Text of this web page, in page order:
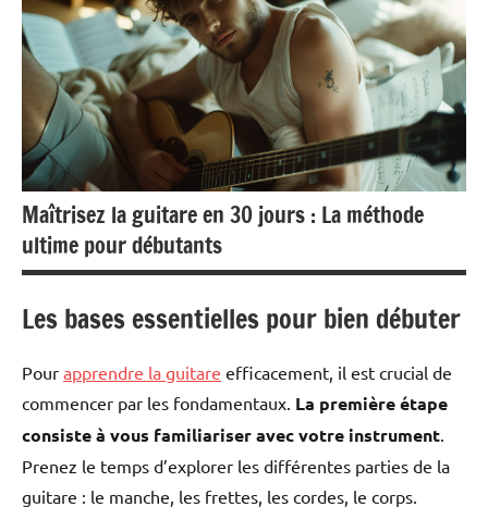
Maîtrisez la guitare en 30 jours : La méthode
ultime pour débutants
Les bases essentielles pour bien débuter
Pour apprendre la guitare efficacement, il est crucial de
commencer par les fondamentaux. La première étape
consiste à vous familiariser avec votre instrument.
Prenez le temps d’explorer les différentes parties de la
guitare : le manche, les frettes, les cordes, le corps.